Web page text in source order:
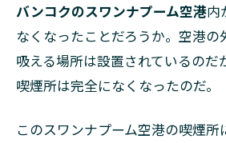
バンコクのスワンナプーム空港内
なくなったことだろうか。空港の
吸える場所は設置されているのだ
喫煙所は完全になくなったのだ。
このスワンナプーム空港の喫煙所